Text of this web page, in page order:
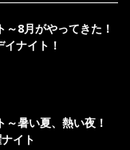
8月がやってきた！
ナイト！
暑い夏、熱い夜！
イト